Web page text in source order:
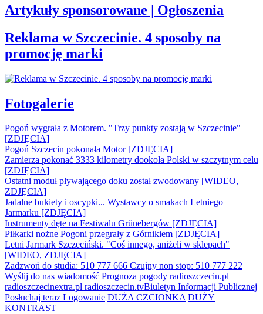
Artykuły sponsorowane | Ogłoszenia
Reklama w Szczecinie. 4 sposoby na
promocję marki
Fotogalerie
Pogoń wygrała z Motorem. "Trzy punkty zostają w Szczecinie"
[ZDJĘCIA]
Pogoń Szczecin pokonała Motor [ZDJĘCIA]
Zamierza pokonać 3333 kilometry dookoła Polski w szczytnym celu
[ZDJĘCIA]
Ostatni moduł pływającego doku został zwodowany [WIDEO,
ZDJĘCIA]
Jadalne bukiety i oscypki... Wystawcy o smakach Letniego
Jarmarku [ZDJĘCIA]
Instrumenty dęte na Festiwalu Grünebergów [ZDJĘCIA]
Piłkarki nożne Pogoni przegrały z Górnikiem [ZDJĘCIA]
Letni Jarmark Szczeciński. "Coś innego, aniżeli w sklepach"
[WIDEO, ZDJĘCIA]
Zadzwoń do studia: 510 777 666 Czujny non stop: 510 777 222
Wyślij do nas wiadomość Prognoza pogody radioszczecin.pl
radioszczecinextra.pl radioszczecin.tvBiuletyn Informacji Publicznej
Posłuchaj teraz Logowanie DUŻA CZCIONKA DUŻY
KONTRAST